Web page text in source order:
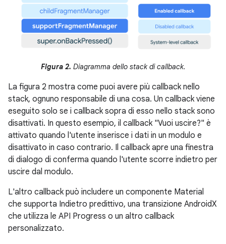
Figura 2. Diagramma dello stack di callback.
La figura 2 mostra come puoi avere più callback nello
stack, ognuno responsabile di una cosa. Un callback viene
eseguito solo se i callback sopra di esso nello stack sono
disattivati. In questo esempio, il callback "Vuoi uscire?" è
attivato quando l'utente inserisce i dati in un modulo e
disattivato in caso contrario. Il callback apre una finestra
di dialogo di conferma quando l'utente scorre indietro per
uscire dal modulo.
L'altro callback può includere un componente Material
che supporta Indietro predittivo, una transizione AndroidX
che utilizza le API Progress o un altro callback
personalizzato.